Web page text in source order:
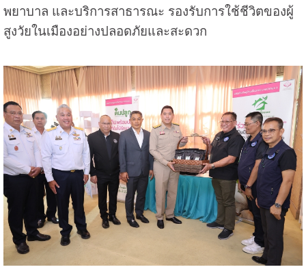
พยาบาล และบริการสาธารณะ รองรับการใช้ชีวิตของผู้
สูงวัยในเมืองอย่างปลอดภัยและสะดวก